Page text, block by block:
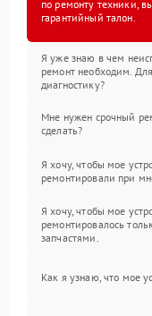
по ремонту техники,
гарантийный талон.
Я уже знаю в чем
ремонт необходим.
диагностику?
Мне нужен срочный
сделать?
Я хочу, чтобы мое
ремонтировали при
Я хочу, чтобы мое
ремонтировалось
запчастями.
Как я узнаю, что мое